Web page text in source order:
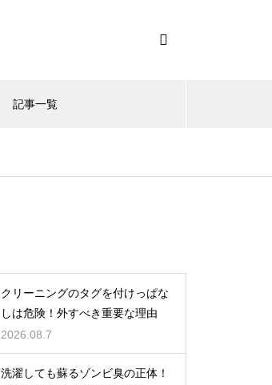
記事一覧
クリーニングのタグを付けっぱな
しは危険！外すべき重要な理由
2026.08.7
洗濯しても蘇るゾンビ臭の正体！